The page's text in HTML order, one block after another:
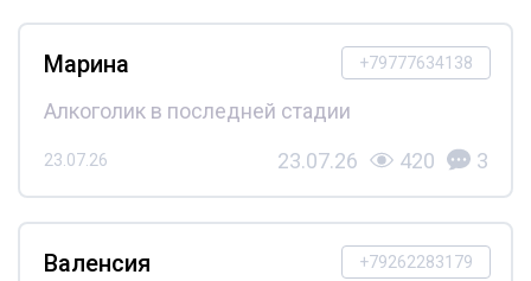
+79777634138
Марина
Алкоголик в последней стадии
23.07.26 23.07.26 420 3
+79262283179
Валенсия